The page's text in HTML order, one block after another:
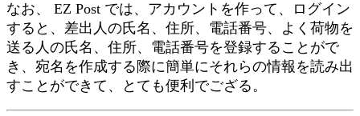
なお、 EZ Post では、アカウントを作って、ログイン
すると、差出人の氏名、住所、電話番号、よく荷物を
送る人の氏名、住所、電話番号を登録することがで
き、宛名を作成する際に簡単にそれらの情報を読み出
すことができて、とても便利でござる。